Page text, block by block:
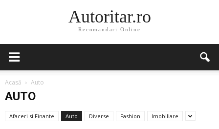
Autoritar.ro
Recomandari Online
Acasă Auto
AUTO
Afaceri si Finante Auto Diverse Fashion Imobiliare